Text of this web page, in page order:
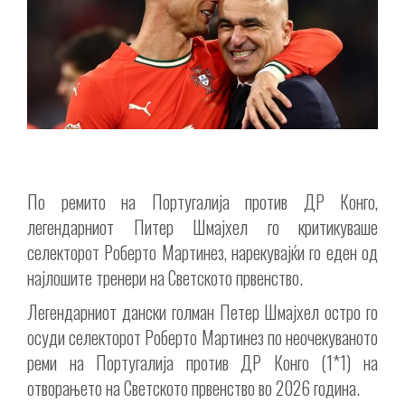
По ремито на Португалија против ДР Конго,
легендарниот Питер Шмајхел го критикуваше
селекторот Роберто Мартинез, нарекувајќи го еден од
најлошите тренери на Светското првенство.
Легендарниот дански голман Петер Шмајхел остро го
осуди селекторот Роберто Мартинез по неочекуваното
реми на Португалија против ДР Конго (1*1) на
отворањето на Светското првенство во 2026 година.